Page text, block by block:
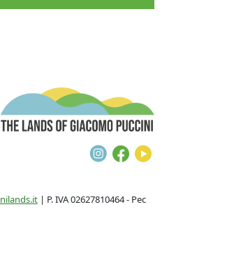
Instagram
Facebook
| P. IVA 02627810464 - Pec